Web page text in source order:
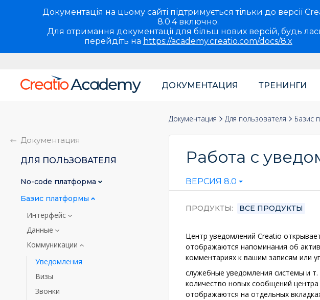
Документація на цьому сайті підтримується тільки до версії
8.0.4 включно.
Для отримання документації для більш нових версій, будь
перейдіть на https://academy.creatio.com/docs/8.x
Основная
ДОКУМЕНТАЦИЯ ТРЕНИНГИ
Документация Для пользователя Базис
Работа с
ВЕРСИЯ 8.0
ПРОДУКТЫ ВСЕ ПРОДУКТЫ
Центр уведомлений Creatio
отображаются напоминания об
комментариях к вашим записям или
служебные уведомления системы и т.
количество новых сообщений
отображаются на отдельных
Документация
ДЛЯ ПОЛЬЗОВАТЕЛЯ
No-сode платформа
Базис платформы
Интерфейс
Данные
Коммуникации
Уведомления
Визы
Звонки